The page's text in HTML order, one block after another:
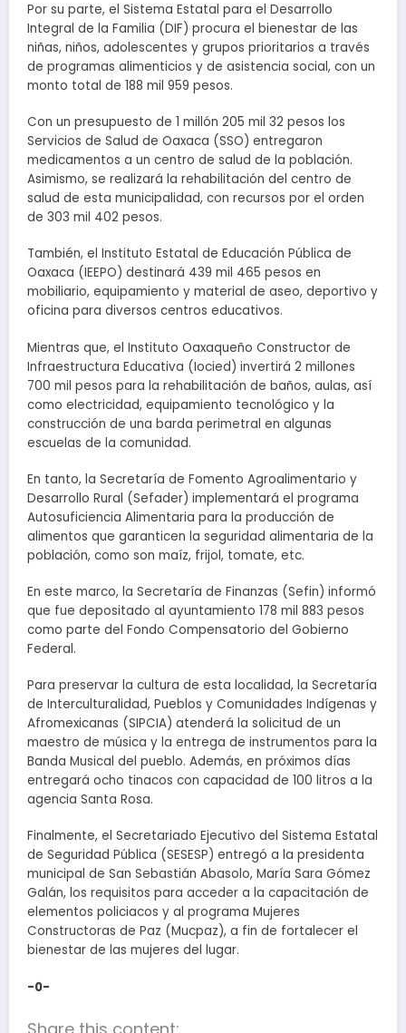
Por su parte, el Sistema Estatal para el Desarrollo
Integral de la Familia (DIF) procura el bienestar de las
niñas, niños, adolescentes y grupos prioritarios a través
de programas alimenticios y de asistencia social, con un
monto total de 188 mil 959 pesos.
Con un presupuesto de 1 millón 205 mil 32 pesos los
Servicios de Salud de Oaxaca (SSO) entregaron
medicamentos a un centro de salud de la población.
Asimismo, se realizará la rehabilitación del centro de
salud de esta municipalidad, con recursos por el orden
de 303 mil 402 pesos.
También, el Instituto Estatal de Educación Pública de
Oaxaca (IEEPO) destinará 439 mil 465 pesos en
mobiliario, equipamiento y material de aseo, deportivo y
oficina para diversos centros educativos.
Mientras que, el Instituto Oaxaqueño Constructor de
Infraestructura Educativa (Iocied) invertirá 2 millones
700 mil pesos para la rehabilitación de baños, aulas, así
como electricidad, equipamiento tecnológico y la
construcción de una barda perimetral en algunas
escuelas de la comunidad.
En tanto, la Secretaría de Fomento Agroalimentario y
Desarrollo Rural (Sefader) implementará el programa
Autosuficiencia Alimentaria para la producción de
alimentos que garanticen la seguridad alimentaria de la
población, como son maíz, frijol, tomate, etc.
En este marco, la Secretaría de Finanzas (Sefin) informó
que fue depositado al ayuntamiento 178 mil 883 pesos
como parte del Fondo Compensatorio del Gobierno
Federal.
Para preservar la cultura de esta localidad, la Secretaría
de Interculturalidad, Pueblos y Comunidades Indígenas y
Afromexicanas (SIPCIA) atenderá la solicitud de un
maestro de música y la entrega de instrumentos para la
Banda Musical del pueblo. Además, en próximos días
entregará ocho tinacos con capacidad de 100 litros a la
agencia Santa Rosa.
Finalmente, el Secretariado Ejecutivo del Sistema Estatal
de Seguridad Pública (SESESP) entregó a la presidenta
municipal de San Sebastián Abasolo, María Sara Gómez
Galán, los requisitos para acceder a la capacitación de
elementos policiacos y al programa Mujeres
Constructoras de Paz (Mucpaz), a fin de fortalecer el
bienestar de las mujeres del lugar.
-0-